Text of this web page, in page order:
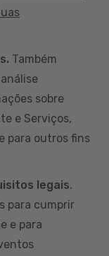
Também
sobre
e Serviços,
para outros fins
legais.
para cumprir
e para